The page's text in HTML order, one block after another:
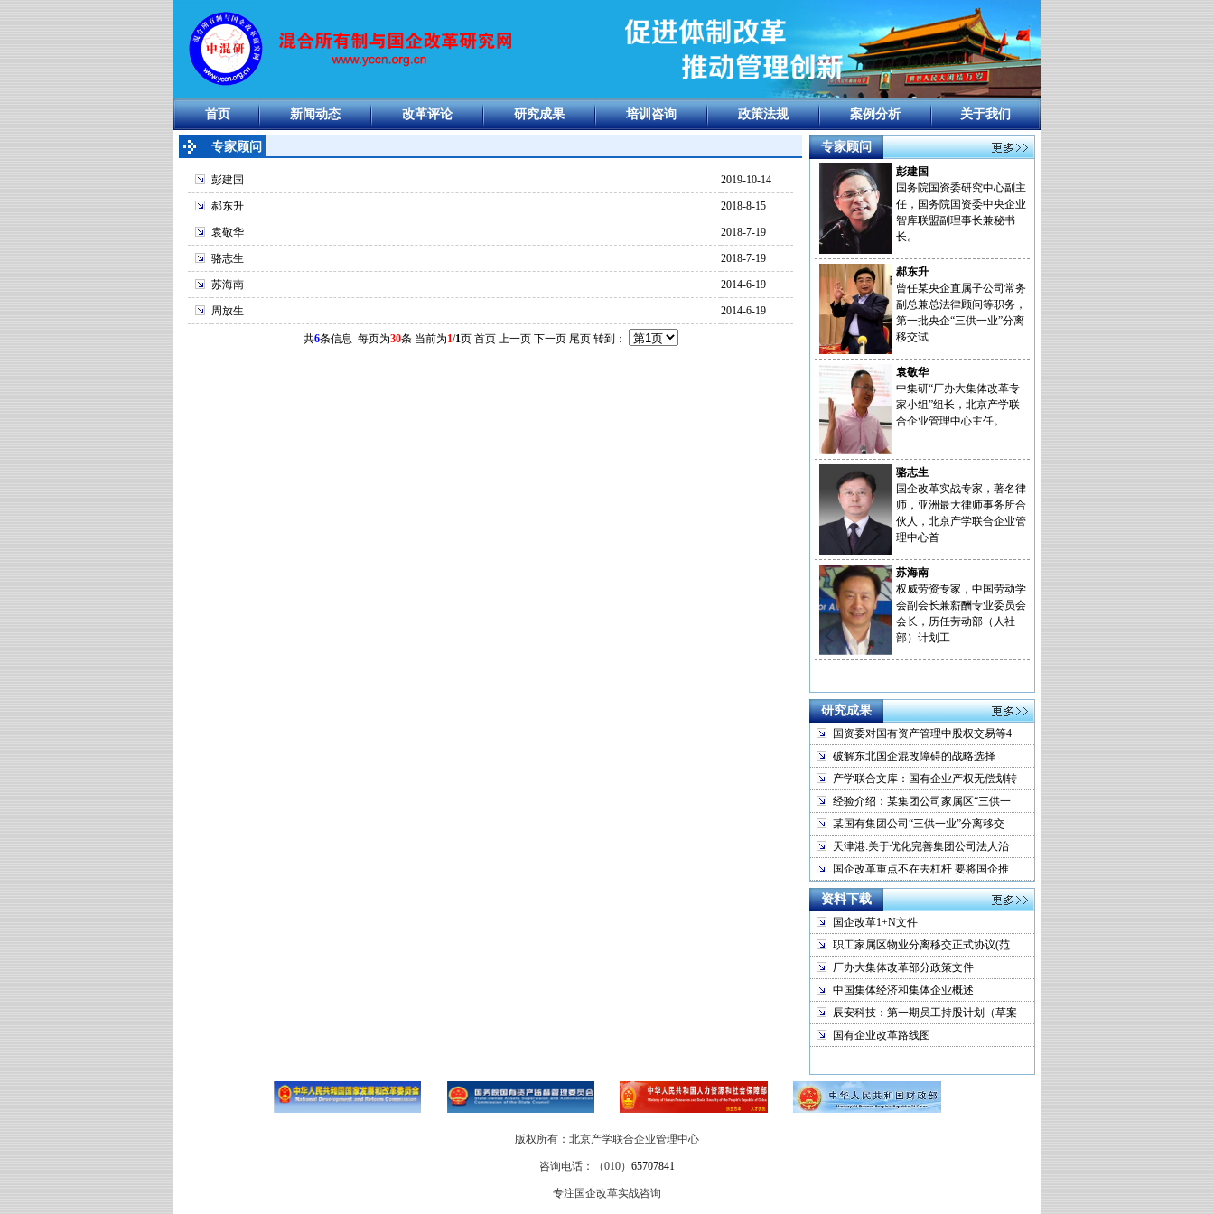
首页 新闻动态 改革评论 研究成果 培训咨询 政策法规 案例分析 关于我们
专家顾问
彭建国 2019-10-14
郝东升 2018-8-15
袁敬华 2018-7-19
骆志生 2018-7-19
苏海南 2014-6-19
周放生 2014-6-19
共6条信息 每页为30条 当前为1/1页 首页 上一页 下一页 尾页转到：
专家顾问
彭建国
国务院国资委研究中心副主
任，国务院国资委中央企业
智库联盟副理事长兼秘书
长。
郝东升
曾任某央企直属子公司常务
副总兼总法律顾问等职务，
第一批央企“三供一业”分离
移交试
袁敬华
中集研“厂办大集体改革专
家小组”组长，北京产学联
合企业管理中心主任。
骆志生
国企改革实战专家，著名律
师，亚洲最大律师事务所合
伙人，北京产学联合企业管
理中心首
苏海南
权威劳资专家，中国劳动学
会副会长兼薪酬专业委员会
会长，历任劳动部（人社
部）计划工
研究成果
国资委对国有资产管理中股权交易等4
破解东北国企混改障碍的战略选择
产学联合文库：国有企业产权无偿划转
经验介绍：某集团公司家属区“三供一
某国有集团公司“三供一业”分离移交
天津港:关于优化完善集团公司法人治
国企改革重点不在去杠杆 要将国企推
资料下载
国企改革1+N文件
职工家属区物业分离移交正式协议(范
厂办大集体改革部分政策文件
中国集体经济和集体企业概述
辰安科技：第一期员工持股计划（草案
国有企业改革路线图
版权所有：北京产学联合企业管理中心
咨询电话：（010） 65707841
专注国企改革实战咨询